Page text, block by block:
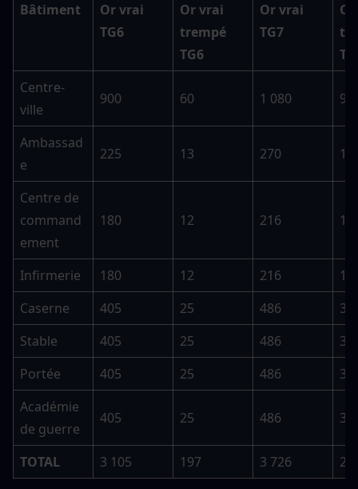
Bâtiment
Or vrai
TG6
Or vrai
trempé
TG6
Or vrai
TG7
Centre-
ville
900 60 1 080 90
Ambassad
e
225 13 270 19
Centre de
command
ement
180 12 216 18
Infirmerie 180 12 216
18
Caserne
405 25 486
37
Stable
405 25 486
37
Portée
405 25 486
37
Académie
de guerre
405 25 486 37
TOTAL 3 105 197 3 726